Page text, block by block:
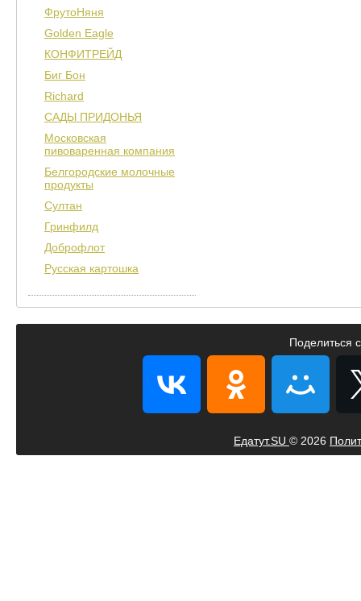
ФрутоНяня
Golden Eagle
КОНФИТРЕЙД
Биг Бон
Richard
САДЫ ПРИДОНЬЯ
Московская
пивоваренная компания
Белгородские молочные
продукты
Султан
Гринфилд
Доброфлот
Русская картошка
Поделиться
Едатут.SU © 2026